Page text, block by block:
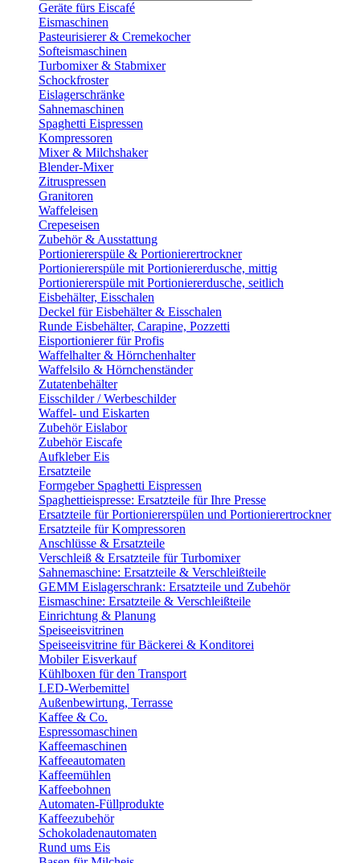
Geräte fürs Eiscafé
Eismaschinen
Pasteurisierer & Cremekocher
Softeismaschinen
Turbomixer & Stabmixer
Schockfroster
Eislagerschränke
Sahnemaschinen
Spaghetti Eispressen
Kompressoren
Mixer & Milchshaker
Blender-Mixer
Zitruspressen
Granitoren
Waffeleisen
Crepeseisen
Zubehör & Ausstattung
Portioniererspüle & Portionierertrockner
Portioniererspüle mit Portioniererdusche, mittig
Portioniererspüle mit Portioniererdusche, seitlich
Eisbehälter, Eisschalen
Deckel für Eisbehälter & Eisschalen
Runde Eisbehälter, Carapine, Pozzetti
Eisportionierer für Profis
Waffelhalter & Hörnchenhalter
Waffelsilo & Hörnchenständer
Zutatenbehälter
Eisschilder / Werbeschilder
Waffel- und Eiskarten
Zubehör Eislabor
Zubehör Eiscafe
Aufkleber Eis
Ersatzteile
Formgeber Spaghetti Eispressen
Spaghettieispresse: Ersatzteile für Ihre Presse
Ersatzteile für Portioniererspülen und Portionierertrockner
Ersatzteile für Kompressoren
Anschlüsse & Ersatzteile
Verschleiß & Ersatzteile für Turbomixer
Sahnemaschine: Ersatzteile & Verschleißteile
GEMM Eislagerschrank: Ersatzteile und Zubehör
Eismaschine: Ersatzteile & Verschleißteile
Einrichtung & Planung
Speiseeisvitrinen
Speiseeisvitrine für Bäckerei & Konditorei
Mobiler Eisverkauf
Kühlboxen für den Transport
LED-Werbemittel
Außenbewirtung, Terrasse
Kaffee & Co.
Espressomaschinen
Kaffeemaschinen
Kaffeeautomaten
Kaffeemühlen
Kaffeebohnen
Automaten-Füllprodukte
Kaffeezubehör
Schokoladenautomaten
Rund ums Eis